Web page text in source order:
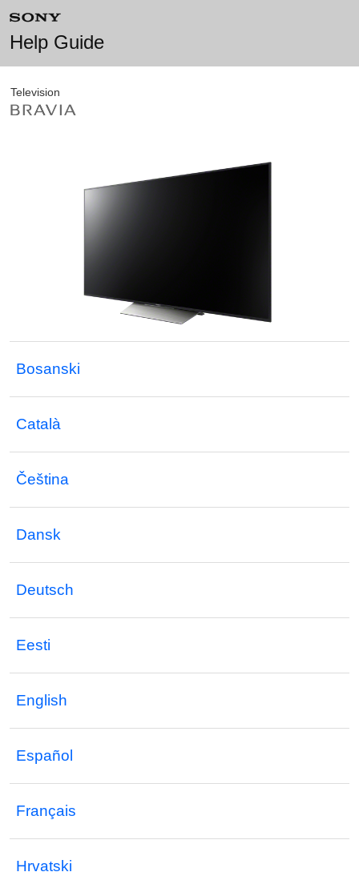
Help Guide
Television
Bosanski
Català
Čeština
Dansk
Deutsch
Eesti
English
Español
Français
Hrvatski